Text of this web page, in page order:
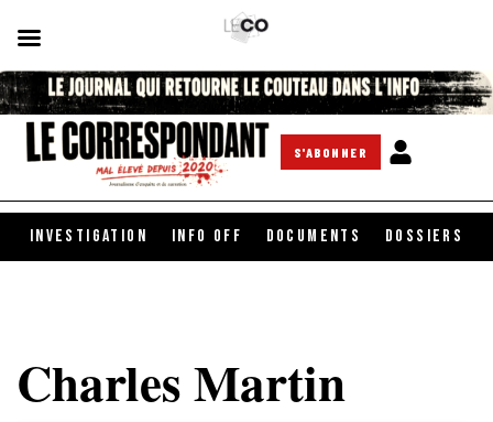
S'ABONNER
INVESTIGATION INFO OFF DOCUMENTS DOSSIERS
Charles Martin